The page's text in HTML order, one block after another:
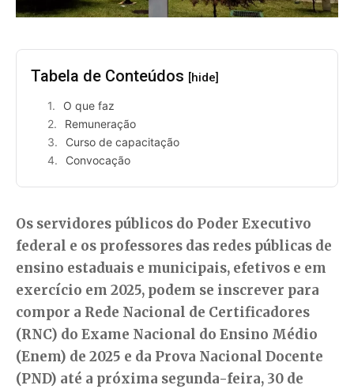
Tabela de Conteúdos [hide]
O que faz
Remuneração
Curso de capacitação
Convocação
Os servidores públicos do Poder Executivo
federal e os professores das redes públicas de
ensino estaduais e municipais, efetivos e em
exercício em 2025, podem se inscrever para
compor a Rede Nacional de Certificadores
(RNC) do Exame Nacional do Ensino Médio
(Enem) de 2025 e da Prova Nacional Docente
(PND) até a próxima segunda-feira, 30 de